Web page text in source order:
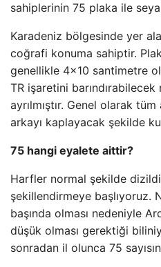
sahiplerinin 75 plaka ile
Karadeniz bölgesinde yer
coğrafi konuma sahiptir.
genellikle 4×10 santimetre
TR işaretini
ayrılmıştır. Genel olarak
arkayı kaplayacak şekilde
75 hangi eyalete aittir?
Harfler normal şekilde
şekillendirmeye başlıyoruz.
başında olması nedeniyle
düşük olması gerektiği
sonradan il olunca 75